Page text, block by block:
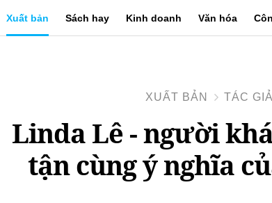
Xuất bản Sách hay Kinh doanh Văn hóa
XUẤT BẢN TÁC GIẢ
Linda Lê - người
tận cùng ý nghĩa